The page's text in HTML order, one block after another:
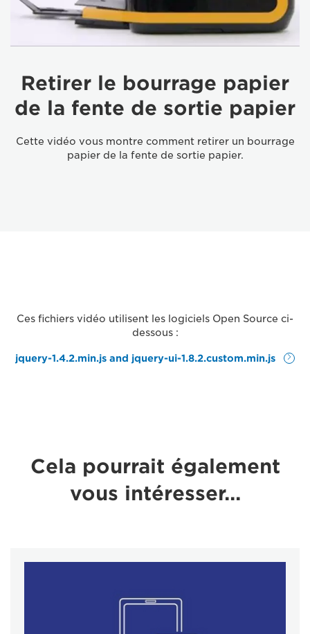
Retirer le bourrage papier
de la fente de sortie papier
Cette vidéo vous montre comment retirer un bourrage
papier de la fente de sortie papier.
Ces fichiers vidéo utilisent les logiciels Open Source ci-
dessous :
jquery-1.4.2.min.js and jquery-ui-1.8.2.custom.min.js
Cela pourrait également
vous intéresser...